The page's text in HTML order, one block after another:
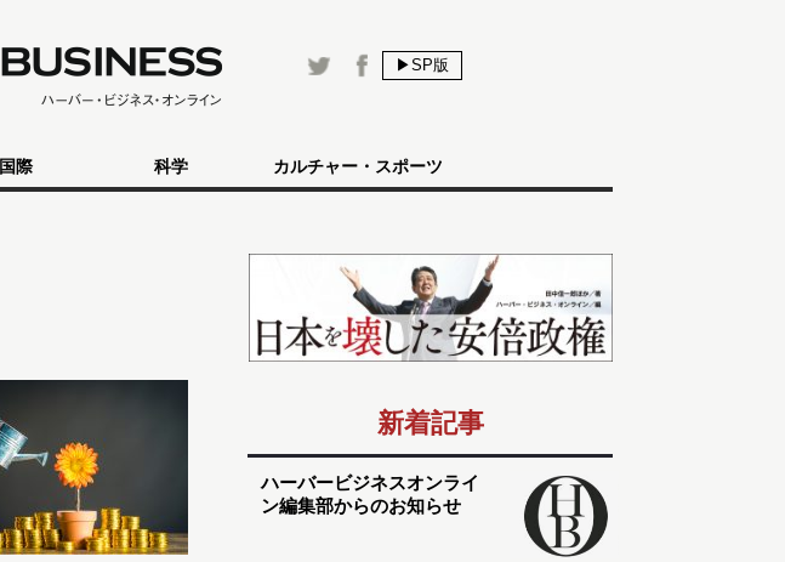
▶SP版
国際 科学 カルチャー・スポーツ
新着記事
ハーバービジネスオンライ
ン編集部からのお知らせ